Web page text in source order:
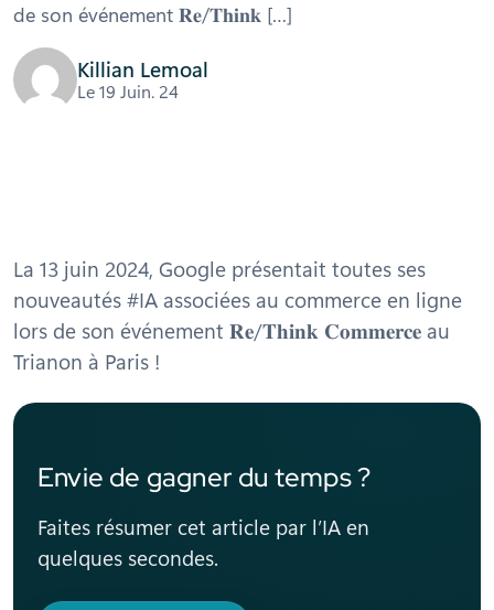
de son événement 𝐑𝐞/𝐓𝐡𝐢𝐧𝐤 […]
Killian Lemoal
Le 19 Juin. 24
La 13 juin 2024, Google présentait toutes ses
nouveautés #IA associées au commerce en ligne
lors de son événement 𝐑𝐞/𝐓𝐡𝐢𝐧𝐤 𝐂𝐨𝐦𝐦𝐞𝐫𝐜𝐞 au
Trianon à Paris !
Envie de gagner du temps ?
Faites résumer cet article par l’IA en
quelques secondes.